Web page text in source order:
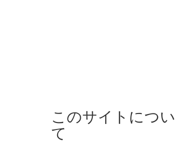
このサイトについ
て